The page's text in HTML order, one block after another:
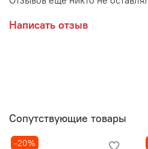
Написать отзыв
Сопутствующие товары
-20%